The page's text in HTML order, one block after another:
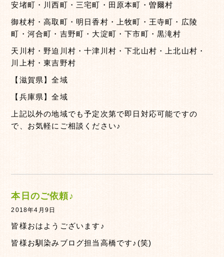
安堵町・川西町・三宅町・田原本町・曽爾村
御杖村・高取町・明日香村・上牧町・王寺町・広陵
町・河合町・吉野町・大淀町・下市町・黒滝村
天川村・野迫川村・十津川村・下北山村・上北山村・
川上村・東吉野村
【滋賀県】全域
【兵庫県】全域
上記以外の地域でも予定次第で即日対応可能ですの
で、お気軽にご相談ください♪
本日のご依頼♪
2018年4月9日
皆様おはようございます♪
皆様お馴染みブログ担当高橋です♪(笑)